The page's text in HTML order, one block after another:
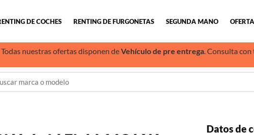
DE COCHES RENTING DE FURGONETAS SEGUNDA MANO
Todas nuestras ofertas disponen deVehículo de pre entrega. Consulta con
Datos de